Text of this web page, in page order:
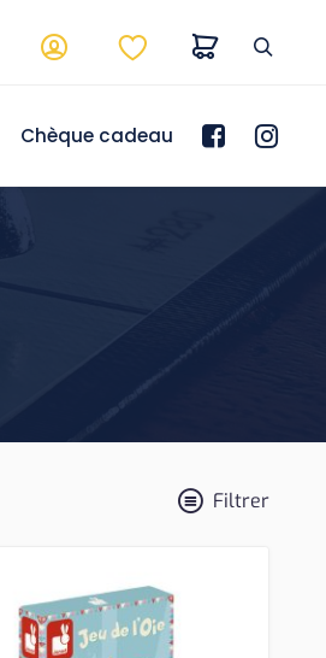
Chèque cadeau
Filtrer